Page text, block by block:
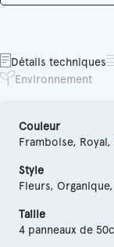
Détails techniques
Environnement
Couleur
Framboise, Royal,
Style
Fleurs,
Taille
4 panneaux de